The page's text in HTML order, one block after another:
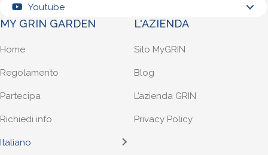
Youtube
MY GRIN GARDEN
Home
Regolamento
Partecipa
Richiedi info
Italiano
L'AZIENDA
Sito MyGRIN
Blog
L’azienda GRIN
Privacy Policy